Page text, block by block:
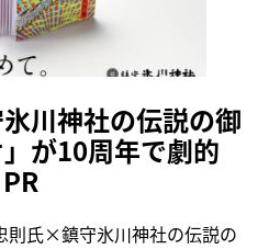
川神社の伝説の御
が10周年で劇的
則氏×鎮守氷川神社の伝説の